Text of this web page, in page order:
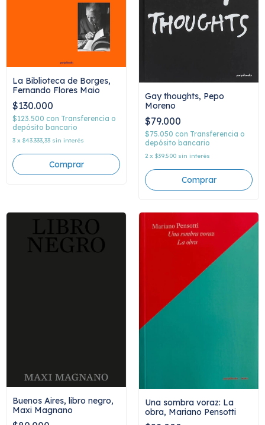
La Biblioteca de Borges,
Fernando Flores Maio
$130.000
$123.500 con Transferencia o
depósito bancario
3 x $43.333,33 sin interés
Gay thoughts, Pepo
Moreno
$79.000
$75.050 con Transferencia o
depósito bancario
2 x $39.500 sin interés
Buenos Aires, libro negro,
Maxi Magnano
Una sombra voraz: La
obra, Mariano Pensotti